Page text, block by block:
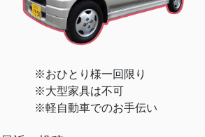
※おひとり様一回限り
※大型家具は不可
※軽自動車でのお手伝い